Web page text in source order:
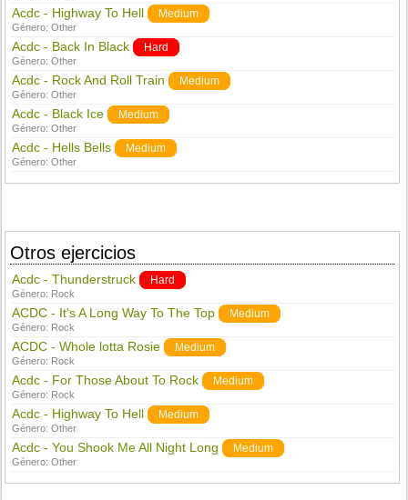
Acdc - Highway To Hell Medium
Género:Other
Acdc - Back In Black Hard
Género:Other
Acdc - Rock And Roll Train Medium
Género:Other
Acdc - Black Ice Medium
Género:Other
Acdc - Hells Bells Medium
Género:Other
Otros ejercicios
Acdc - Thunderstruck Hard
Género: Rock
ACDC - It's A Long Way To The Top Medium
Género: Rock
ACDC - Whole lotta Rosie Medium
Género: Rock
Acdc - For Those About To Rock Medium
Género: Rock
Acdc - Highway To Hell Medium
Género:Other
Acdc - You Shook Me All Night Long Medium
Género:Other